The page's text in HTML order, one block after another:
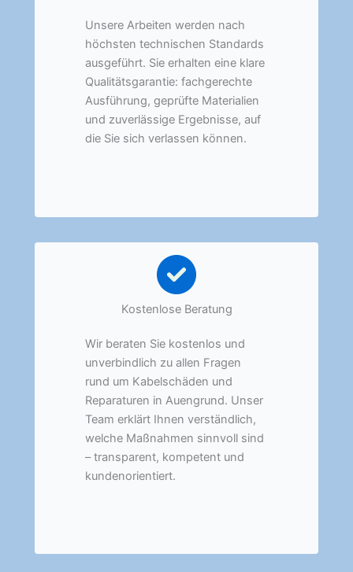
Unsere Arbeiten werden nach
höchsten technischen Standards
ausgeführt. Sie erhalten eine klare
Qualitätsgarantie: fachgerechte
Ausführung, geprüfte Materialien
und zuverlässige Ergebnisse, auf
die Sie sich verlassen können.
Kostenlose Beratung
Wir beraten Sie kostenlos und
unverbindlich zu allen Fragen
rund um Kabelschäden und
Reparaturen in Auengrund. Unser
Team erklärt Ihnen verständlich,
welche Maßnahmen sinnvoll sind
– transparent, kompetent und
kundenorientiert.